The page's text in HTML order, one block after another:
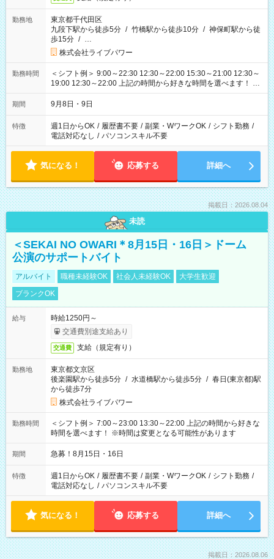
勤務地
東京都千代田区
九段下駅から徒歩5分 / 竹橋駅から徒歩10分 / 神保町駅から徒
歩15分 / …
株式会社ライブパワー
勤務時間
＜シフト例＞ 9:00～22:30 12:30～22:00 15:30～21:00 12:30～
19:00 12:30～22:00 上記の時間から好きな時間を選べます！ ※
時間は変更となる可能性があります
期間 9月8日・9日
特徴 週1日からOK / 履歴書不要 / 副業・WワークOK / シフト勤務 /
電話対応なし / パソコンスキル不要
気になる！ 応募する 詳細へ
掲載日：2026.08.04
未読
＜SEKAI NO OWARI＊8月15日・16日＞ドーム
公演のサポートバイト
アルバイト 職種未経験OK 社会人未経験OK
大学生歓迎
ブランクOK
給与
時給1250円～
交通費別途支給あり
交通費 支給（規定有り）
勤務地
東京都文京区
後楽園駅から徒歩5分 / 水道橋駅から徒歩5分 / 春日(東京都)駅
から徒歩7分
株式会社ライブパワー
勤務時間
＜シフト例＞ 7:00～23:00 13:30～22:00 上記の時間から好きな
時間を選べます！ ※時間は変更となる可能性があります
期間 急募！8月15日・16日
特徴 週1日からOK / 履歴書不要 / 副業・WワークOK / シフト勤務 /
電話対応なし / パソコンスキル不要
気になる！ 応募する 詳細へ
掲載日：2026.08.06